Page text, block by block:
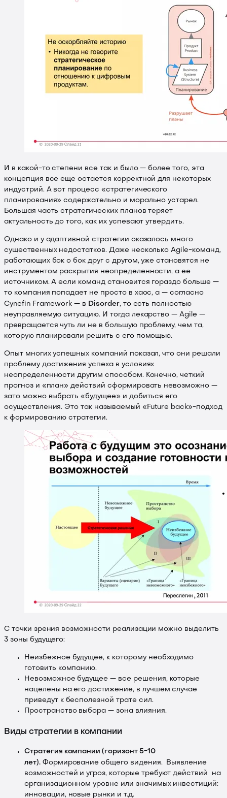
И в какой-то степени все так и было — более того, эта
концепция все еще остается корректной для некоторых
индустрий. А вот процесс «стратегического
планирования» содержательно и морально устарел.
Большая часть стратегических планов теряет
актуальность до того, как их успевают утвердить.
Однако и у адаптивной стратегии оказалось много
существенных недостатков. Даже несколько Agile-команд,
работающих бок о бок друг с другом, уже становятся не
инструментом раскрытия неопределенности, а ее
источником. А если команд становится гораздо больше —
то компания попадает не просто в хаос, а — согласно
Cynefin Framework — в Disorder, то есть полностью
неуправляемую ситуацию. И тогда лекарство — Agile —
превращается чуть ли не в большую проблему, чем та,
которую планировали решить с его помощью.
Опыт многих успешных компаний показал, что они решали
проблему достижения успеха в условиях
неопределенности другим способом. Конечно, четкий
прогноз и «план» действий сформировать невозможно —
зато можно выбрать «будущее» и добиться его
осуществления. Это так называемый «Future back»-подход
к формированию стратегии.
С точки зрения возможности реализации можно выделить
3 зоны будущего:
Неизбежное будущее, к которому необходимо
готовить компанию.
Невозможное будущее — все решения, которые
нацелены на его достижение, в лучшем случае
приведут к бесполезной трате сил.
Пространство выбора — зона влияния.
Виды стратегии в компании
Стратегия компании (горизонт 5−10
лет).Формирование общего видения. Выявление
возможностей и угроз, которые требуют действий на
организационном уровне или значимых инвестиций:
инновации, новые рынки и т.д.